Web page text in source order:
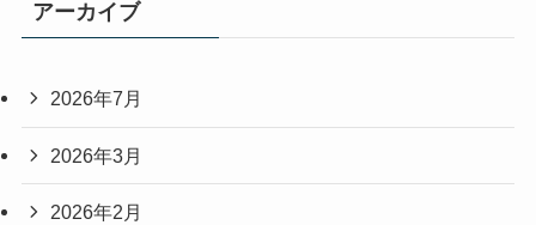
アーカイブ
2026年7月
2026年3月
2026年2月